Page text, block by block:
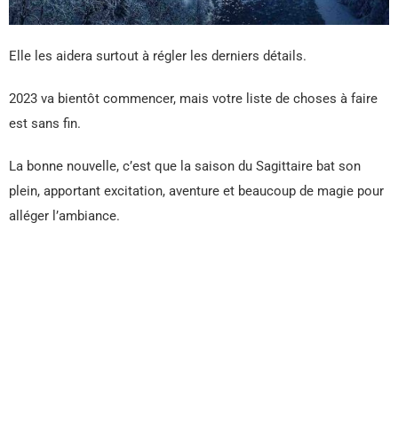
Elle les aidera surtout à régler les derniers détails.
2023 va bientôt commencer, mais votre liste de choses à faire
est sans fin.
La bonne nouvelle, c’est que la saison du Sagittaire bat son
plein, apportant excitation, aventure et beaucoup de magie pour
alléger l’ambiance.